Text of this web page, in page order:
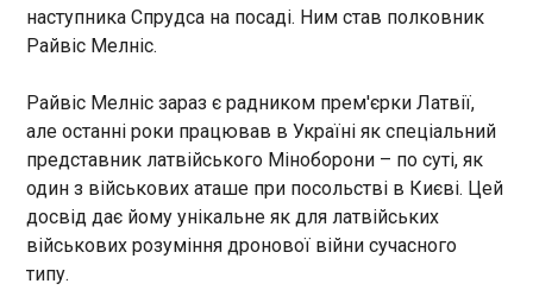
підступах Куп’янська .
У команді Дюбуа не підтримують третій
12:40:17
Після тріумфу над Вордлі Дюбуа отримав титул
чемпіона світу за версією WBO у важкій вазі.
Раніше Олександр Усик висловлював намір
вийти на ринг з переможцем зустрічі Вордлі -
Дюбуа, але батько Даніеля негативно
відгукнувся про третю зустріч свого сина з
українцем.
ЧИТАТЬ
наступника Спрудса на посаді. Ним став полковник
Райвіс Мелніс.
Райвіс Мелніс зараз є радником прем'єрки Латвії,
але останні роки працював в Україні як спеціальний
представник латвійського Міноборони – по суті, як
один з військових аташе при посольстві в Києві. Цей
досвід дає йому унікальне як для латвійських
військових розуміння дронової війни сучасного
типу.